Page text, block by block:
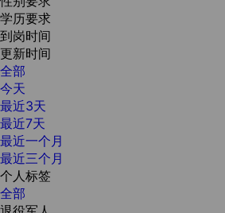
学历要求
到岗时间
更新时间
全部
今天
最近3天
最近7天
最近一个月
最近三个月
个人标签
全部